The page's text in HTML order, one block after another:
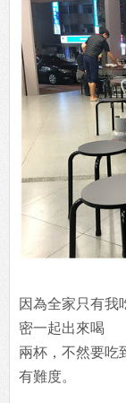
因為全家只有我
密一起出來喝
兩杯，不然要吃
有難度。